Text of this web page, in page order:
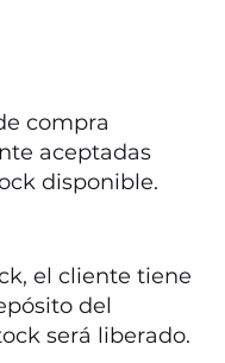
compra
aceptadas
disponible.
el cliente tiene
del
será liberado.